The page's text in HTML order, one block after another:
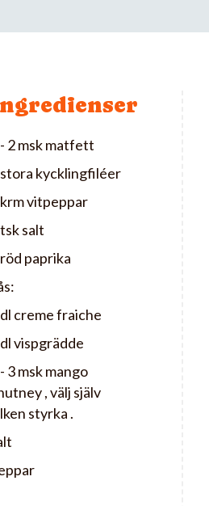
2 msk matfett
kycklingfiléer
vitpeppar
salt
paprika
creme fraiche
vispgrädde
3 msk mango
, välj själv
styrka .